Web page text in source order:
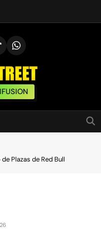
Batallas Y Cultura
Urbana
Plazas de Red Bull